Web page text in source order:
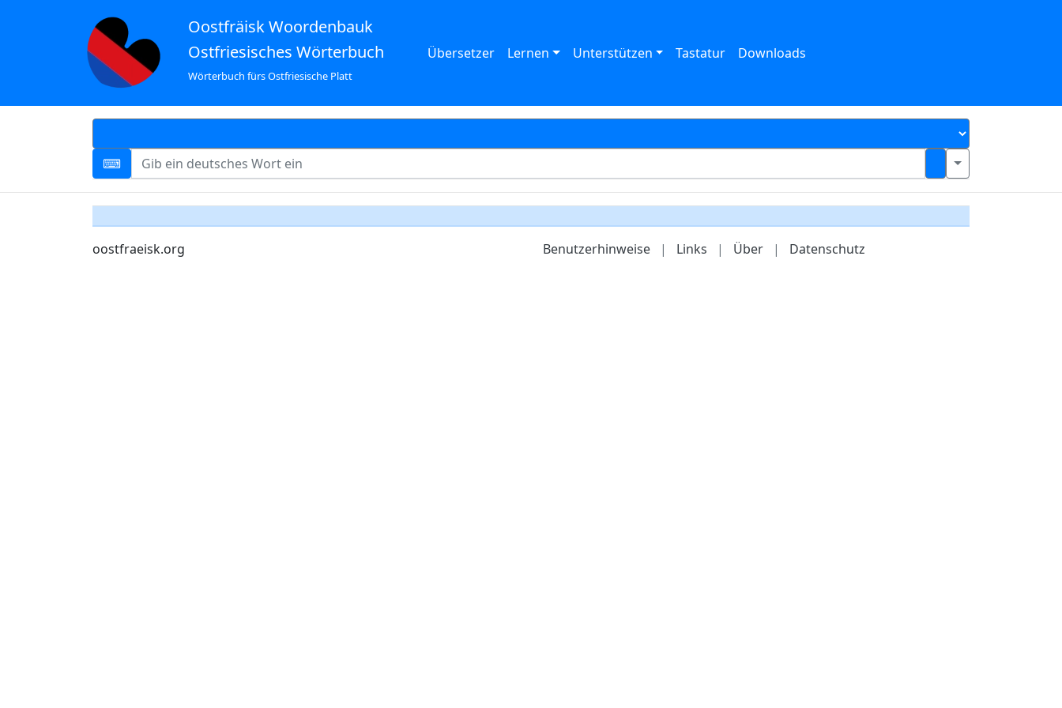
Oostfräisk Woordenbauk
Ostfriesisches Wörterbuch
Wörterbuch fürs Ostfriesische Platt
Übersetzer Lernen Unterstützen Tastatur Downloads
oostfraeisk.org Benutzerhinweise | Links | Über | Datenschutz